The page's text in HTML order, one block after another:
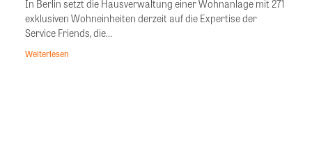
In Berlin setzt die Hausverwaltung einer Wohnanlage mit 271
exklusiven Wohneinheiten derzeit auf die Expertise der
Service Friends, die...
Weiterlesen